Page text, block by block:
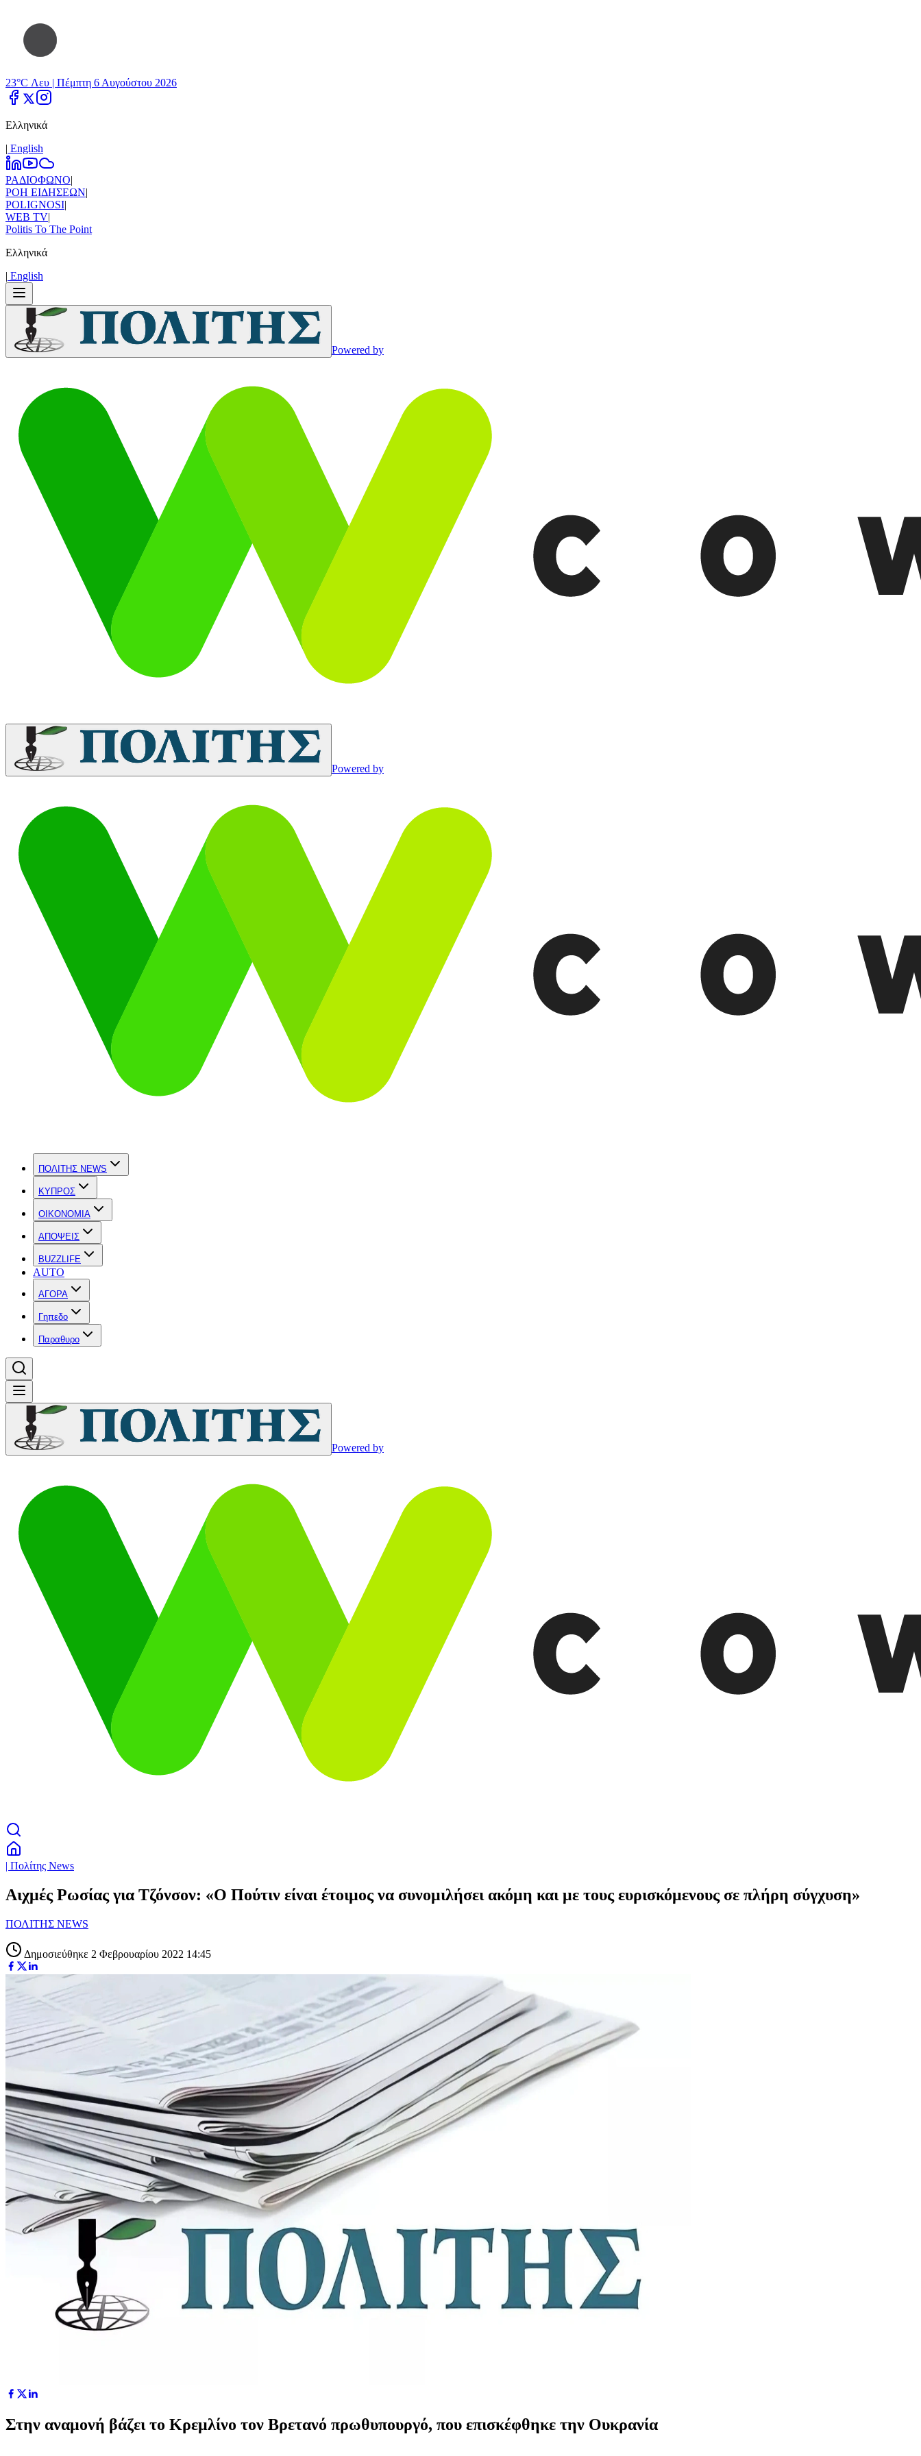
23°C Λευ | Πέμπτη 6 Αυγούστου 2026
Ελληνικά
| Εnglish
ΡΑΔΙΟΦΩΝΟ|
ΡΟΗ ΕΙΔΗΣΕΩΝ|
POLIGNOSI|
WEB TV|
Politis To The Point
Ελληνικά
| Εnglish
Powered by
Powered by
ΠΟΛΙΤΗΣ NEWS
ΚΥΠΡΟΣ
OIKONOMIA
ΑΠΟΨΕΙΣ
BUZZLIFE
AUTO
ΑΓΟΡΑ
Γηπεδο
Παραθυρο
Powered by
| Πολίτης News
Αιχμές Ρωσίας για Τζόνσον: «Ο Πούτιν είναι έτοιμος να συνομιλήσει ακόμη και με τους ευρισκόμενους σε πλήρη σύγχυση»
ΠΟΛΙΤΗΣ NEWS
Δημοσιεύθηκε 2 Φεβρουαρίου 2022 14:45
Στην αναμονή βάζει το Κρεμλίνο τον Βρετανό πρωθυπουργό, που επισκέφθηκε την Ουκρανία